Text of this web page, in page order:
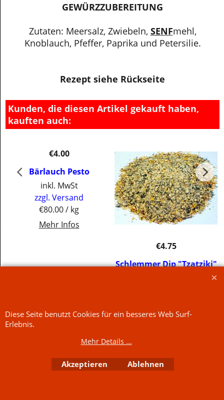
GEWÜRZZUBEREITUNG
Zutaten: Meersalz, Zwiebeln, SENFmehl,
Knoblauch, Pfeffer, Paprika und Petersilie.
Rezept siehe Rückseite
Kunden, die diesen Artikel gekauft haben,
kauften auch:
€4.00
Bärlauch Pesto
inkl. MwSt
zzgl. Versand
€80.00/ kg
Mehr Infos
€4.75
Schlemmer Dip "Tzatziki"
Mehr Infos
Software.
Diese Seite benutzt Cookies für ein besseres Web Surf-
Erlebnis.
Mehr Details ...
Akzeptieren Ablehnen